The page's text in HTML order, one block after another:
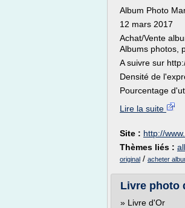
Album Photo
12 mars 2017
Achat/Vente
Albums photos,
A suivre sur
Densité de
Pourcentage
Lire la suite
Site : http://
Thèmes liés :
original / acheter
Livre photo
» Livre d'Or